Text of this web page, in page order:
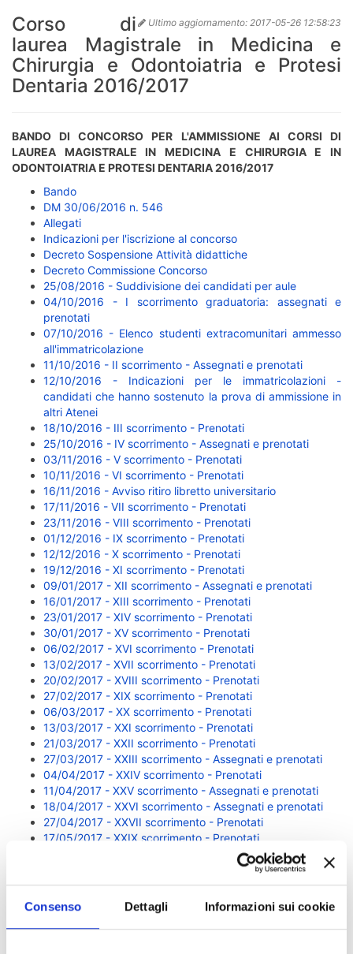
Consenso Dettagli Informazioni sui cookie
Ultimo aggiornamento: 2017-05-26 12:58:23
Corso di
laurea Magistrale in Medicina e
Chirurgia e Odontoiatria e Protesi
Dentaria 2016/2017
BANDO DI CONCORSO PER L'AMMISSIONE AI CORSI DI
LAUREA MAGISTRALE IN MEDICINA E CHIRURGIA E IN
ODONTOIATRIA E PROTESI DENTARIA 2016/2017
Bando
DM 30/06/2016 n. 546
Allegati
Indicazioni per l'iscrizione al concorso
Decreto Sospensione Attività didattiche
Decreto Commissione Concorso
25/08/2016 - Suddivisione dei candidati per aule
04/10/2016 - I scorrimento graduatoria: assegnati e
prenotati
07/10/2016 - Elenco studenti extracomunitari ammesso
all'immatricolazione
11/10/2016 - II scorrimento - Assegnati e prenotati
12/10/2016 - Indicazioni per le immatricolazioni -
candidati che hanno sostenuto la prova di ammissione in
altri Atenei
18/10/2016 - III scorrimento - Prenotati
25/10/2016 - IV scorrimento - Assegnati e prenotati
03/11/2016 - V scorrimento - Prenotati
10/11/2016 - VI scorrimento - Prenotati
16/11/2016 - Avviso ritiro libretto universitario
17/11/2016 - VII scorrimento - Prenotati
23/11/2016 - VIII scorrimento - Prenotati
01/12/2016 - IX scorrimento - Prenotati
12/12/2016 - X scorrimento - Prenotati
19/12/2016 - XI scorrimento - Prenotati
09/01/2017 - XII scorrimento - Assegnati e prenotati
16/01/2017 - XIII scorrimento - Prenotati
23/01/2017 - XIV scorrimento - Prenotati
30/01/2017 - XV scorrimento - Prenotati
06/02/2017 - XVI scorrimento - Prenotati
13/02/2017 - XVII scorrimento - Prenotati
20/02/2017 - XVIII scorrimento - Prenotati
27/02/2017 - XIX scorrimento - Prenotati
06/03/2017 - XX scorrimento - Prenotati
13/03/2017 - XXI scorrimento - Prenotati
21/03/2017 - XXII scorrimento - Prenotati
27/03/2017 - XXIII scorrimento - Assegnati e prenotati
04/04/2017 - XXIV scorrimento - Prenotati
11/04/2017 - XXV scorrimento - Assegnati e prenotati
18/04/2017 - XXVI scorrimento - Assegnati e prenotati
27/04/2017 - XXVII scorrimento - Prenotati
17/05/2017 - XXIX scorrimento - Prenotati
22/05/2017 - XXX scorrimento - Prenotati
26/05/2017 - XXXI scorrimento - Prenotati